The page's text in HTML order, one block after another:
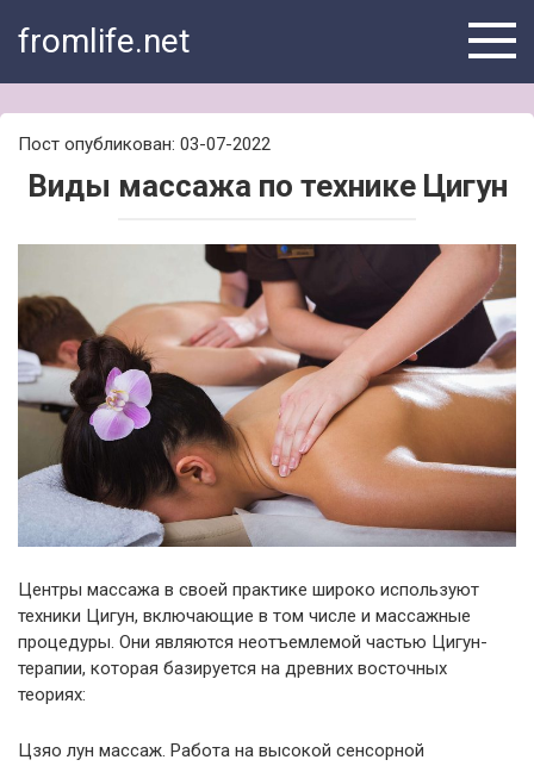
fromlife.net
Пост опубликован: 03-07-2022
Виды массажа по технике Цигун
Центры массажа в своей практике широко используют
техники Цигун, включающие в том числе и массажные
процедуры. Они являются неотъемлемой частью Цигун-
терапии, которая базируется на древних восточных
теориях:
Цзяо лун массаж. Работа на высокой сенсорной